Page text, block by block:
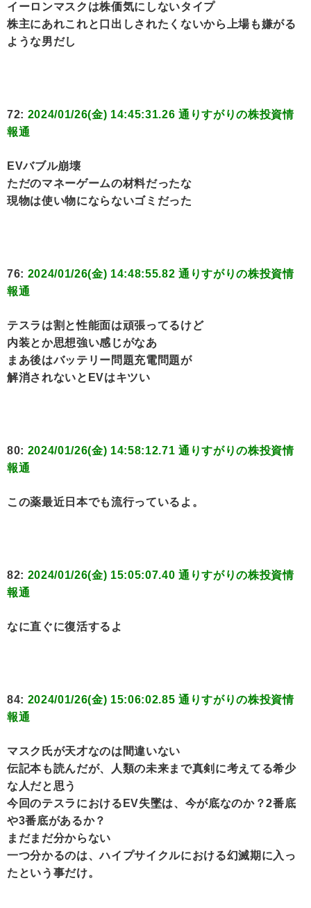
イーロンマスクは株価気にしないタイプ
株主にあれこれと口出しされたくないから上場も嫌がる
ような男だし
72: 2024/01/26(金) 14:45:31.26 通りすがりの株投資情
報通
EVバブル崩壊
ただのマネーゲームの材料だったな
現物は使い物にならないゴミだった
76: 2024/01/26(金) 14:48:55.82 通りすがりの株投資情
報通
テスラは割と性能面は頑張ってるけど
内装とか思想強い感じがなあ
まあ後はバッテリー問題充電問題が
解消されないとEVはキツい
80: 2024/01/26(金) 14:58:12.71 通りすがりの株投資情
報通
この薬最近日本でも流行っているよ。
82: 2024/01/26(金) 15:05:07.40 通りすがりの株投資情
報通
なに直ぐに復活するよ
84: 2024/01/26(金) 15:06:02.85 通りすがりの株投資情
報通
マスク氏が天才なのは間違いない
伝記本も読んだが、人類の未来まで真剣に考えてる希少
な人だと思う
今回のテスラにおけるEV失墜は、今が底なのか？2番底
や3番底があるか？
まだまだ分からない
一つ分かるのは、ハイプサイクルにおける幻滅期に入っ
たという事だけ。